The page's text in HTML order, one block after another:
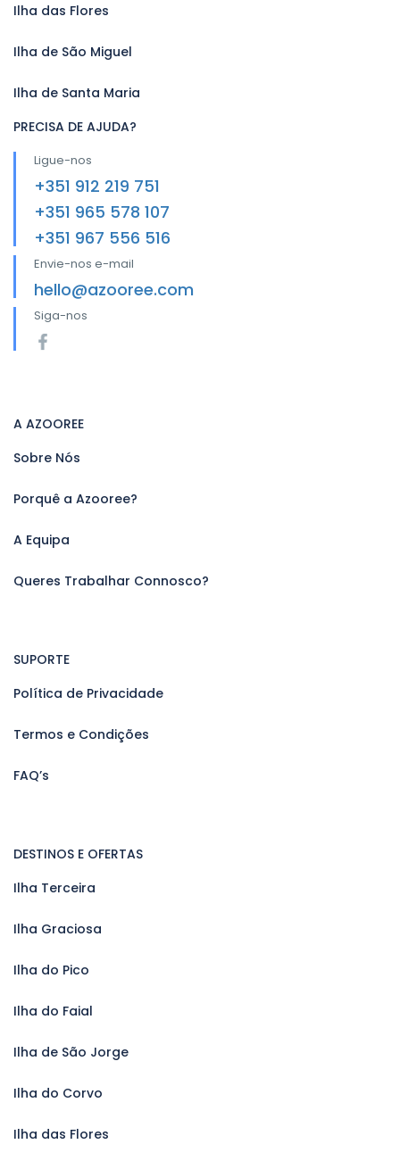
Ilha das Flores
Ilha de São Miguel
Ilha de Santa Maria
PRECISA DE AJUDA?
Ligue-nos
+351 912 219 751
+351 965 578 107
+351 967 556 516
Envie-nos e-mail
hello@azooree.com
Siga-nos
A AZOOREE
Sobre Nós
Porquê a Azooree?
A Equipa
Queres Trabalhar Connosco?
SUPORTE
Política de Privacidade
Termos e Condições
FAQ’s
DESTINOS E OFERTAS
Ilha Terceira
Ilha Graciosa
Ilha do Pico
Ilha do Faial
Ilha de São Jorge
Ilha do Corvo
Ilha das Flores